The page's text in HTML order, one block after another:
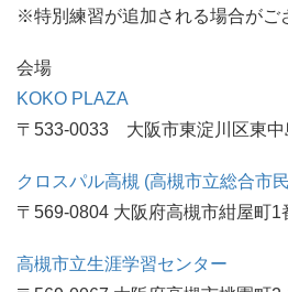
※特別練習が追加される場合がご
会場
KOKO PLAZA
〒533-0033 大阪市東淀川区東中
クロスパル高槻 (高槻市立総合市
〒569‑0804 大阪府高槻市紺屋町1
高槻市立生涯学習センター